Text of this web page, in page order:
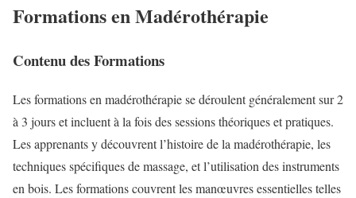
Formations en Madérothérapie
Contenu des Formations
Les formations en madérothérapie se déroulent généralement sur 2
à 3 jours et incluent à la fois des sessions théoriques et pratiques.
Les apprenants y découvrent l’histoire de la madérothérapie, les
techniques spécifiques de massage, et l’utilisation des instruments
en bois. Les formations couvrent les manœuvres essentielles telles